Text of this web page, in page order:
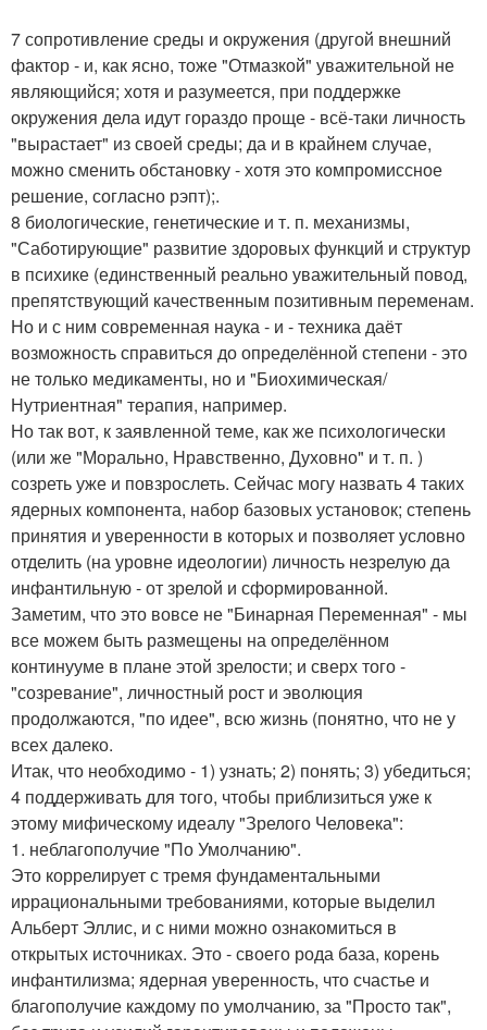
7 сопротивление среды и окружения (другой внешний
фактор - и, как ясно, тоже "Отмазкой" уважительной не
являющийся; хотя и разумеется, при поддержке
окружения дела идут гораздо проще - всё-таки личность
"вырастает" из своей среды; да и в крайнем случае,
можно сменить обстановку - хотя это компромиссное
решение, согласно рэпт);.
8 биологические, генетические и т. п. механизмы,
"Саботирующие" развитие здоровых функций и структур
в психике (единственный реально уважительный повод,
препятствующий качественным позитивным переменам.
Но и с ним современная наука - и - техника даёт
возможность справиться до определённой степени - это
не только медикаменты, но и "Биохимическая/
Нутриентная" терапия, например.
Но так вот, к заявленной теме, как же психологически
(или же "Морально, Нравственно, Духовно" и т. п. )
созреть уже и повзрослеть. Сейчас могу назвать 4 таких
ядерных компонента, набор базовых установок; степень
принятия и уверенности в которых и позволяет условно
отделить (на уровне идеологии) личность незрелую да
инфантильную - от зрелой и сформированной.
Заметим, что это вовсе не "Бинарная Переменная" - мы
все можем быть размещены на определённом
континууме в плане этой зрелости; и сверх того -
"созревание", личностный рост и эволюция
продолжаются, "по идее", всю жизнь (понятно, что не у
всех далеко.
Итак, что необходимо - 1) узнать; 2) понять; 3) убедиться;
4 поддерживать для того, чтобы приблизиться уже к
этому мифическому идеалу "Зрелого Человека":
1. неблагополучие "По Умолчанию".
Это коррелирует с тремя фундаментальными
иррациональными требованиями, которые выделил
Альберт Эллис, и с ними можно ознакомиться в
открытых источниках. Это - своего рода база, корень
инфантилизма; ядерная уверенность, что счастье и
благополучие каждому по умолчанию, за "Просто так",